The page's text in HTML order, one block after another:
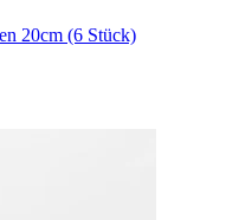
20cm (6 Stück)